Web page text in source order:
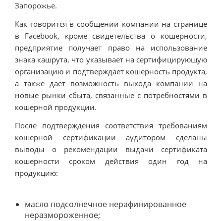
Запорожье.
Как говорится в сообщении компании на странице
в Facebook, кроме свидетельства о кошерности,
предприятие получает право на использование
знака кашрута, что указывает на сертифицирующую
организацию и подтверждает кошерность продукта,
а также дает возможность выхода компании на
новые рынки сбыта, связанные с потребностями в
кошерной продукции.
После подтверждения соответствия требованиям
кошерной сертификации аудитором сделаны
выводы о рекомендации выдачи сертификата
кошерности сроком действия один год на
продукцию:
масло подсолнечное нерафинированное
неразмороженное;